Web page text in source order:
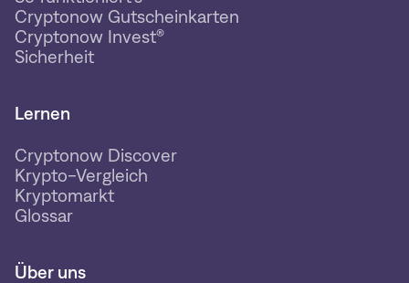
Cryptonow Gutscheinkarten
Cryptonow Invest®
Sicherheit
Lernen
Cryptonow Discover
Krypto-Vergleich
Kryptomarkt
Glossar
Über uns